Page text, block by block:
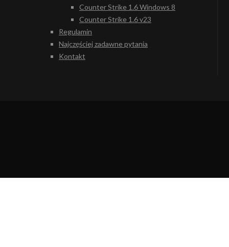
Counter Strike 1.6 Windows 8
Counter Strike 1.6 v23
Regulamin
Najczęściej zadawne pytania
Kontakt